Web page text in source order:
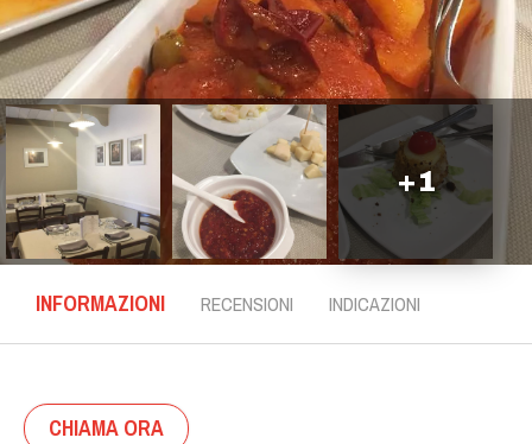
+1
INFORMAZIONI RECENSIONI INDICAZIONI
CHIAMA ORA